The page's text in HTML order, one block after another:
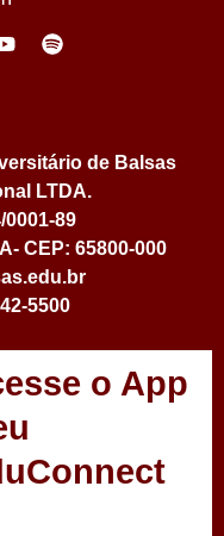
de Balsas
LTDA.
0001-89
CEP: 65800-000
5500
o App